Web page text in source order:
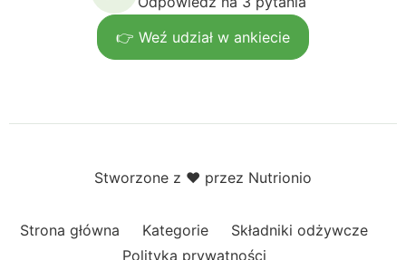
👉 Weź udział w ankiecie
Stworzone z ❤️ przez Nutrionio
Strona główna Kategorie
Składniki odżywcze
Polityka prywatności